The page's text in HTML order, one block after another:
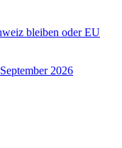
bleiben oder EU
2026